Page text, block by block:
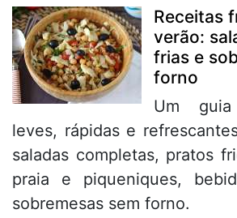
Receitas
verão:
frias e
forno
Um
leves, rápidas e
saladas completas, pratos
praia e piqueniques,
sobremesas sem forno.